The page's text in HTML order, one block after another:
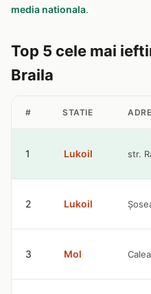
media nationala.
Top 5 cele mai
Braila
# STATIE
1 Lukoil str.
2 Lukoil
3 Mol